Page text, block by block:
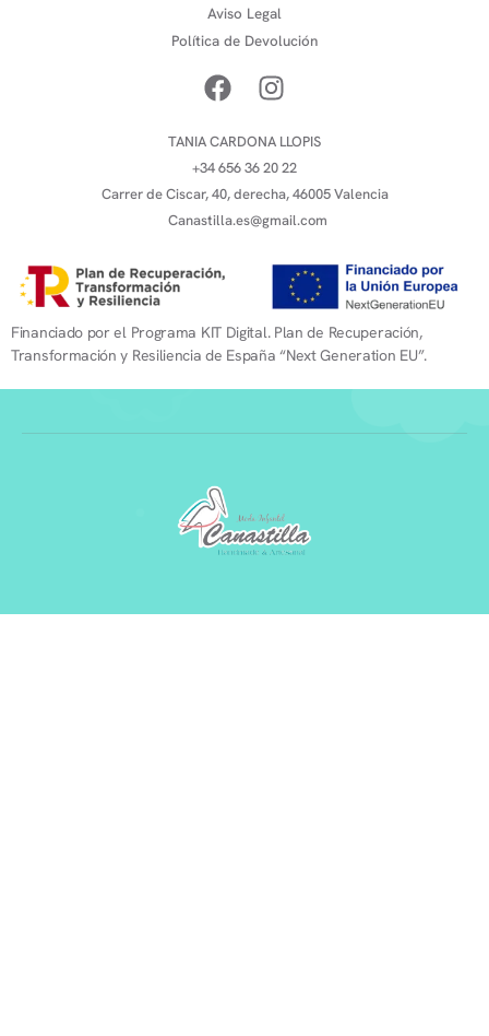
Aviso Legal
Política de Devolución
TANIA CARDONA LLOPIS
+34 656 36 20 22
Carrer de Ciscar, 40, derecha, 46005 Valencia
Canastilla.es@gmail.com
Financiado por el Programa KIT Digital. Plan de Recuperación,
Transformación y Resiliencia de España “Next Generation EU”.